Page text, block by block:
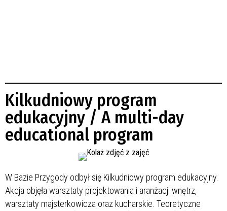
Kilkudniowy program
edukacyjny / A multi-day
educational program
W Bazie Przygody odbył się Kilkudniowy program edukacyjny.
Akcja objęła warsztaty projektowania i aranżacji wnętrz,
warsztaty majsterkowicza oraz kucharskie. Teoretyczne